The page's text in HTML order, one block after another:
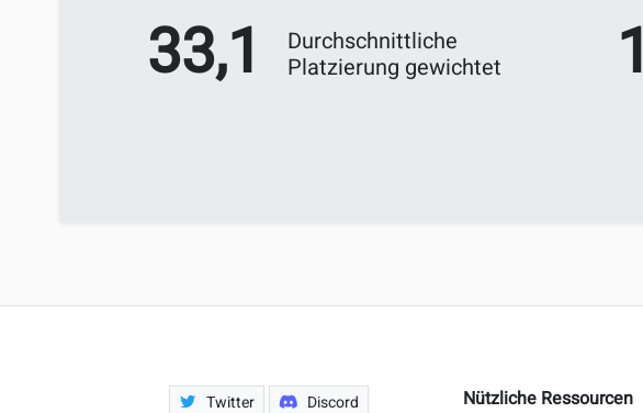
33,1
Durchschnittliche
Platzierung gewichtet
Twitter
Discord
Nützliche Ressourcen